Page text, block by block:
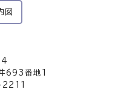
図
693番地1